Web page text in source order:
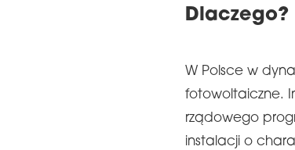
Dlaczego?
W Polsce w
fotowoltaiczne.
rządowego
instalacji o